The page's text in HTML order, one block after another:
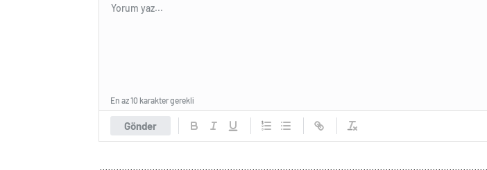
Gönder
En az 10 karakter gerekli